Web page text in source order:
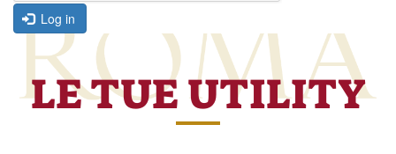
Log in
LE TUE UTILITY